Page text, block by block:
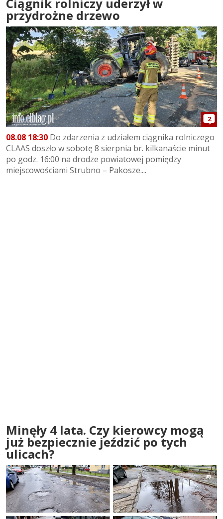
przydrożne drzewo
2
08.08 18:30 Do zdarzenia z udziałem ciągnika rolniczego
CLAAS doszło w sobotę 8 sierpnia br. kilkanaście minut
po godz. 16:00 na drodze powiatowej pomiędzy
miejscowościami Strubno – Pakosze....
Minęły 4 lata. Czy kierowcy mogą
już bezpiecznie jeździć po tych
ulicach?